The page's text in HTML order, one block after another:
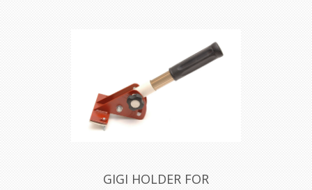
GIGI HOLDER FOR